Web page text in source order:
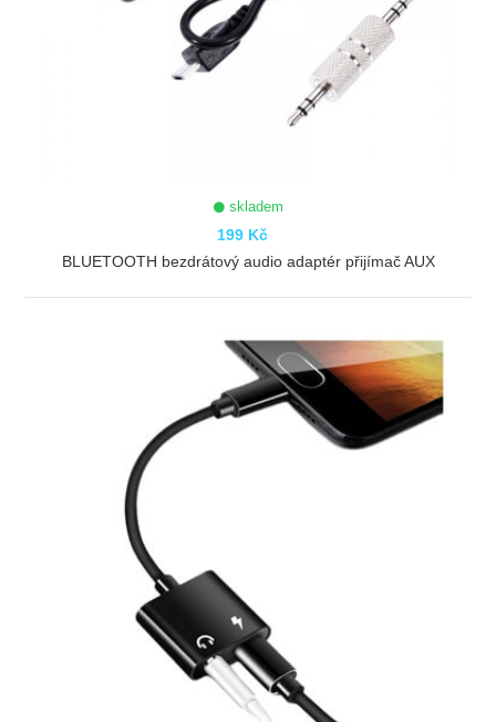
skladem
199 Kč
BLUETOOTH bezdrátový audio adaptér přijímač AUX